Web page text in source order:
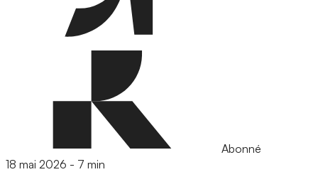
Abonné
18 mai 2026 - 7 min